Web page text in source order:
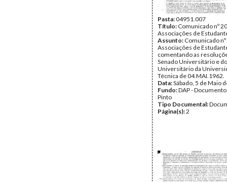
Pasta:04951.007
Título: Comunicado nº
Associações de
Assunto: Comunicado
Associações de
comentando as
Senado Universitário e
Universitário da
Técnica de 04.MAI.1962.
Data:Sábado, 5 de Maio
Fundo:DAP -
Pinto
Tipo Documental:
Página(s):2